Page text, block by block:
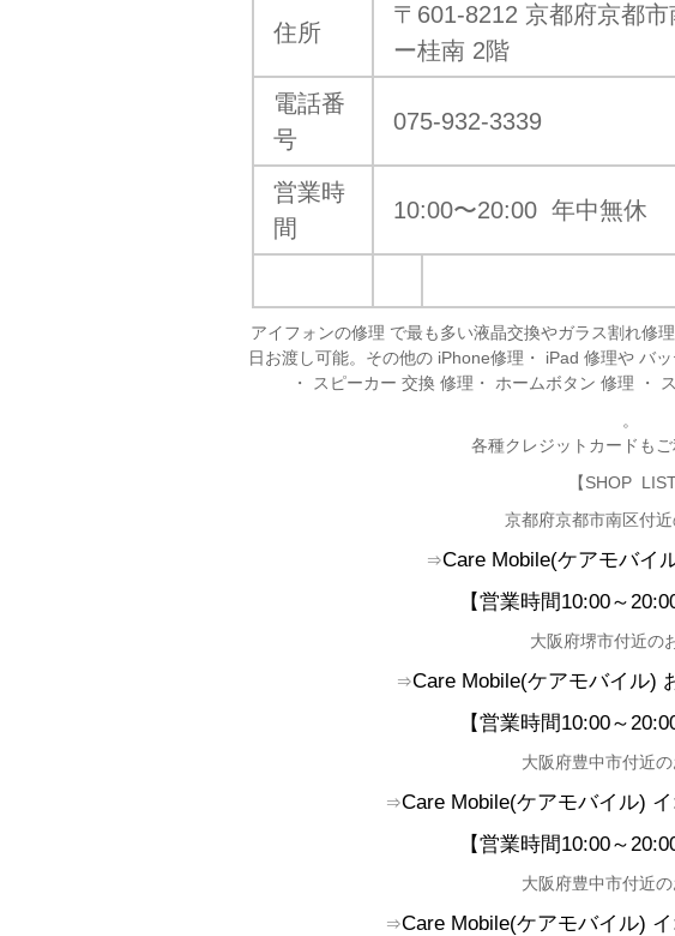
住所
〒601-8212 京都府京都
ー桂南 2階
電話番
号
075-932-3339
営業時
間
10:00〜20:00 年中無休
アイフォンの修理 で最も多い液晶交換やガラス割れ修
日お渡し可能。その他の iPhone修理・ iPad 修理や バ
・ スピーカー 交換 修理・ ホームボタン 修理 ・
。
各種クレジットカードもご
【SHOP LIST
京都府京都市南区付
⇒Care Mobile(ケアモバイ
【営業時間10:00～
大阪府堺市付近の
⇒Care Mobile(ケアモバイル)
【営業時間10:00～
大阪府豊中市付近
⇒Care Mobile(ケアモバイル)
【営業時間10:00～
大阪府豊中市付近
⇒Care Mobile(ケアモバイル)